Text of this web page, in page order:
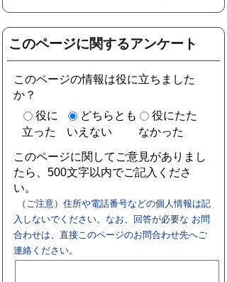
このページに関するアンケート
このページの情報は役に立ちました
か？
役に
立った
どちらとも
いえない
役にたた
なかった
このページに関してご意見がありまし
たら、500文字以内でご記入くださ
い。
（ご注意）住所や電話番号などの個人情報は記
入しないでください。なお、回答が必要な お問
合わせは、直接このページのお問合わせ先へご
連絡ください。